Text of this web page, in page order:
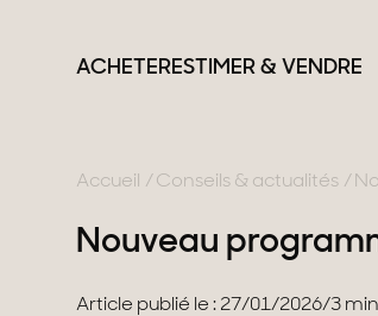
ACHETERESTIMER & VENDRE
Nouveau
Accueil Conseils & actualités
Article publié le : 27/01/2026/3